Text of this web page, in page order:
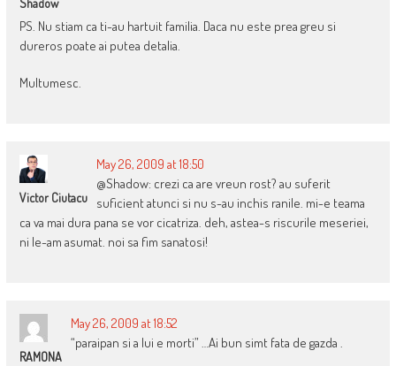
Shadow
PS. Nu stiam ca ti-au hartuit familia. Daca nu este prea greu si
dureros poate ai putea detalia.
Multumesc.
Victor Ciutacu
May 26, 2009 at 18:50
@Shadow: crezi ca are vreun rost? au suferit
suficient atunci si nu s-au inchis ranile. mi-e teama
ca va mai dura pana se vor cicatriza. deh, astea-s riscurile meseriei,
ni le-am asumat. noi sa fim sanatosi!
RAMONA
May 26, 2009 at 18:52
“paraipan si a lui e morti” …Ai bun simt fata de gazda .